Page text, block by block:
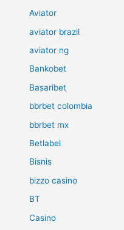
Aviator
aviator brazil
aviator ng
Bankobet
Basaribet
bbrbet colombia
bbrbet mx
Betlabel
Bisnis
bizzo casino
BT
Casino